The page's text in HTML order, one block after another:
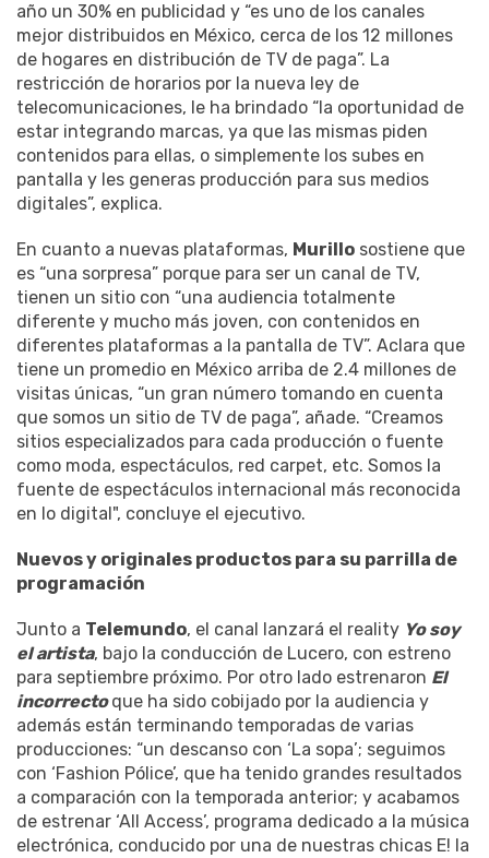
año un 30% en publicidad y “es uno de los canales
mejor distribuidos en México, cerca de los 12 millones
de hogares en distribución de TV de paga”. La
restricción de horarios por la nueva ley de
telecomunicaciones, le ha brindado “la oportunidad de
estar integrando marcas, ya que las mismas piden
contenidos para ellas, o simplemente los subes en
pantalla y les generas producción para sus medios
digitales”, explica.
En cuanto a nuevas plataformas, Murillo sostiene que
es “una sorpresa” porque para ser un canal de TV,
tienen un sitio con “una audiencia totalmente
diferente y mucho más joven, con contenidos en
diferentes plataformas a la pantalla de TV”. Aclara que
tiene un promedio en México arriba de 2.4 millones de
visitas únicas, “un gran número tomando en cuenta
que somos un sitio de TV de paga”, añade. “Creamos
sitios especializados para cada producción o fuente
como moda, espectáculos, red carpet, etc. Somos la
fuente de espectáculos internacional más reconocida
en lo digital", concluye el ejecutivo.
Nuevos y originales productos para su parrilla de
programación
Junto a Telemundo, el canal lanzará el reality Yo soy
el artista, bajo la conducción de Lucero, con estreno
para septiembre próximo. Por otro lado estrenaron El
incorrectoque ha sido cobijado por la audiencia y
además están terminando temporadas de varias
producciones: “un descanso con ‘La sopa’; seguimos
con ‘Fashion Pólice’, que ha tenido grandes resultados
a comparación con la temporada anterior; y acabamos
de estrenar ‘All Access’, programa dedicado a la música
electrónica, conducido por una de nuestras chicas E! la